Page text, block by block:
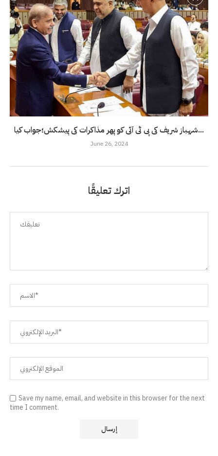
شہباز شریف کی پی ٹی آئی کو پھر مذاکرات کی پیشکش؛جواب کیا...
June 26, 2024
اترك تعليقًا
Save my name, email, and website in this browser for the next
time I comment.